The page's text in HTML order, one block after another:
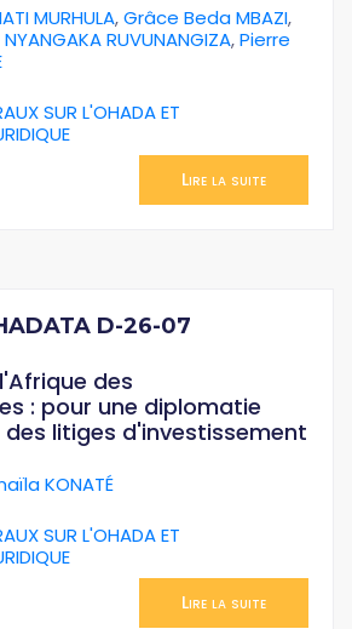
MURHULA,Grâce Beda MBAZI,
RUVUNANGIZA,Pierre
SUR L'OHADA ET
Lire la suite
D-26-07
des
: pour une diplomatie
litiges d'investissement
KONATÉ
SUR L'OHADA ET
Lire la suite